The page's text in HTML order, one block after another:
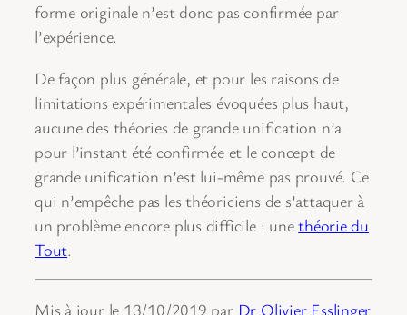
forme originale n’est donc pas confirmée par
l’expérience.
De façon plus générale, et pour les raisons de
limitations expérimentales évoquées plus haut,
aucune des théories de grande unification n’a
pour l’instant été confirmée et le concept de
grande unification n’est lui-même pas prouvé. Ce
qui n’empêche pas les théoriciens de s’attaquer à
un problème encore plus difficile : unethéorie du
Tout.
Mis à jour le 13/10/2019 par Dr Olivier Esslinger